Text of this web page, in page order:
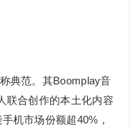
典范。其Boomplay音
联合创作的本土化内容
机市场份额超40%，